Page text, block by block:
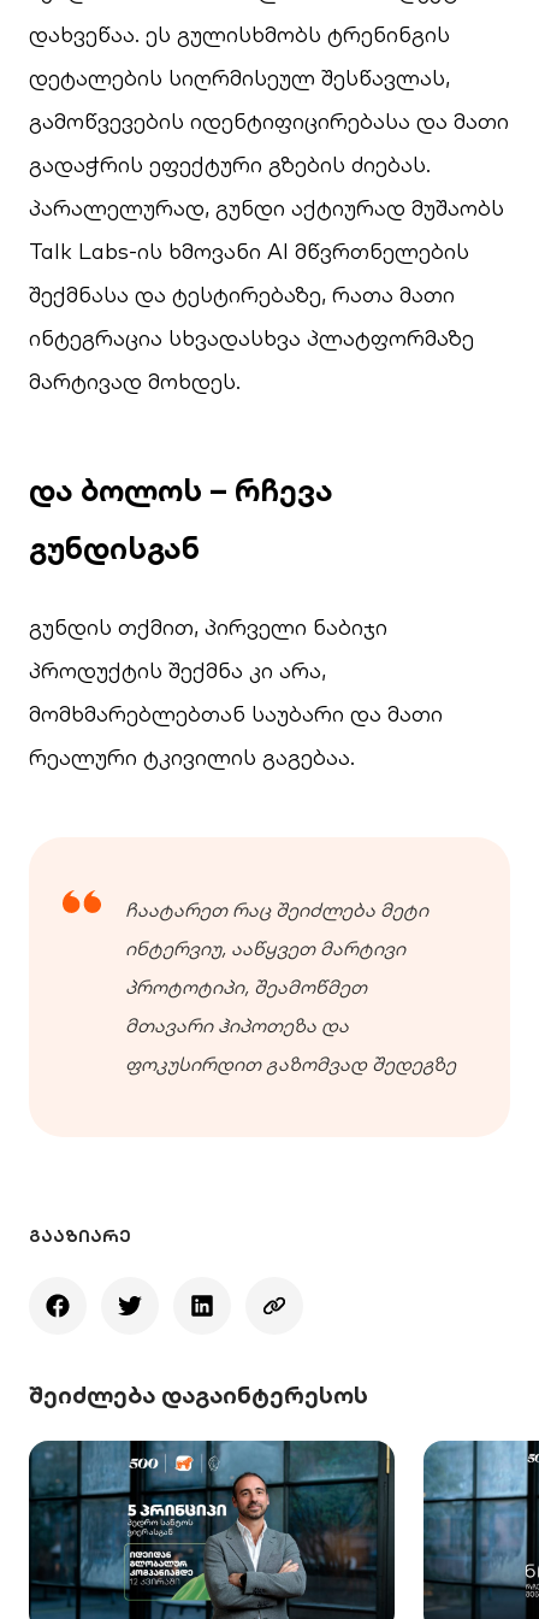
დახვეწაა. ეს გულისხმობს ტრენინგის
დეტალების სიღრმისეულ შესწავლას,
გამოწვევების იდენტიფიცირებასა და მათი
გადაჭრის ეფექტური გზების ძიებას.
პარალელურად, გუნდი აქტიურად მუშაობს
Talk Labs-ის ხმოვანი AI მწვრთნელების
შექმნასა და ტესტირებაზე, რათა მათი
ინტეგრაცია სხვადასხვა პლატფორმაზე
მარტივად მოხდეს.
და ბოლოს – რჩევა
გუნდისგან
გუნდის თქმით, პირველი ნაბიჯი
პროდუქტის შექმნა კი არა,
მომხმარებლებთან საუბარი და მათი
რეალური ტკივილის გაგებაა.
ჩაატარეთ რაც შეიძლება მეტი
ინტერვიუ, ააწყვეთ მარტივი
პროტოტიპი, შეამოწმეთ
მთავარი ჰიპოთეზა და
ფოკუსირდით გაზომვად შედეგზე
ᲒᲐᲐᲖᲘᲐᲠᲔ
შეიძლება დაგაინტერესოს